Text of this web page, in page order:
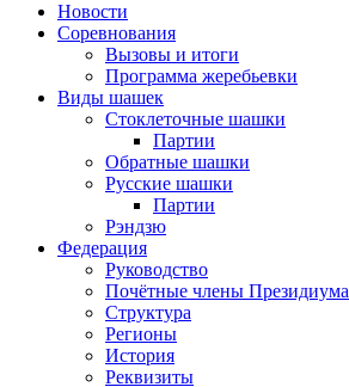
Новости
Соревнования
Вызовы и итоги
Программа жеребьевки
Виды шашек
Стоклеточные шашки
Партии
Обратные шашки
Русские шашки
Партии
Рэндзю
Федерация
Руководство
Почётные члены Президиума
Структура
Регионы
История
Реквизиты